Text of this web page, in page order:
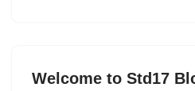
Welcome to Std17